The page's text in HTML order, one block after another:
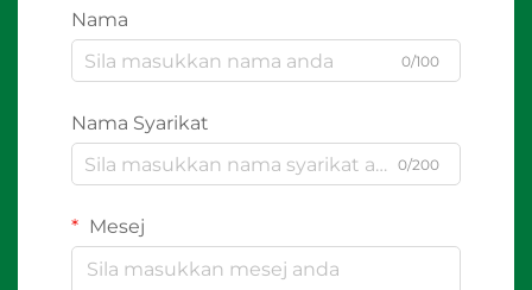
Nama
0/100
Nama Syarikat
0/200
Mesej